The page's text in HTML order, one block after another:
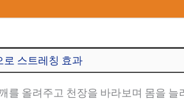
로 스트레칭 효과
를 올려주고 천장을 바라보며 몸을